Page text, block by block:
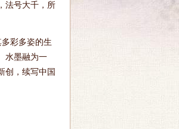
法号大千，所
彩多姿的生
水墨融为一
创，续写中国